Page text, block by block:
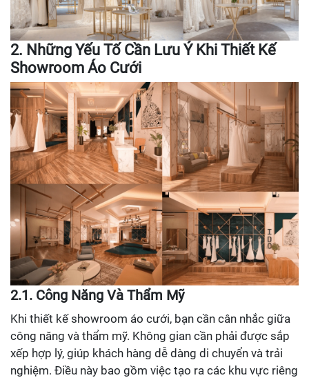
2. Những Yếu Tố Cần Lưu Ý Khi Thiết Kế
Showroom Áo Cưới
2.1. Công Năng Và Thẩm Mỹ
Khi thiết kế showroom áo cưới, bạn cần cân nhắc giữa
công năng và thẩm mỹ. Không gian cần phải được sắp
xếp hợp lý, giúp khách hàng dễ dàng di chuyển và trải
nghiệm. Điều này bao gồm việc tạo ra các khu vực riêng